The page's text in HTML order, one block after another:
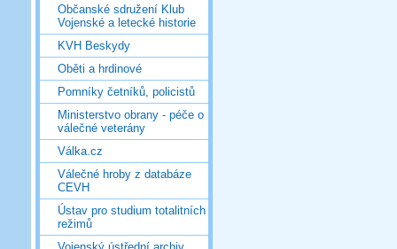
Občanské sdružení Klub
Vojenské a letecké historie
KVH Beskydy
Oběti a hrdinové
Pomníky četníků, policistů
Ministerstvo obrany - péče o
válečné veterány
Válka.cz
Válečné hroby z databáze
CEVH
Ústav pro studium totalitních
režimů